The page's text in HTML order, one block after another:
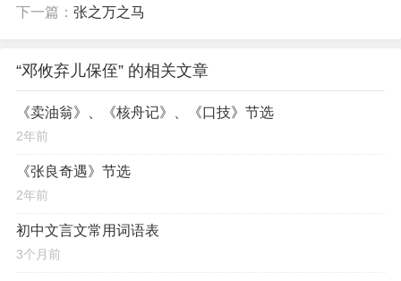
下一篇： 张之万之马
“邓攸弃儿保侄” 的相关文章
《卖油翁》、《核舟记》、《口技》节选
2年前
《张良奇遇》节选
2年前
初中文言文常用词语表
3个月前